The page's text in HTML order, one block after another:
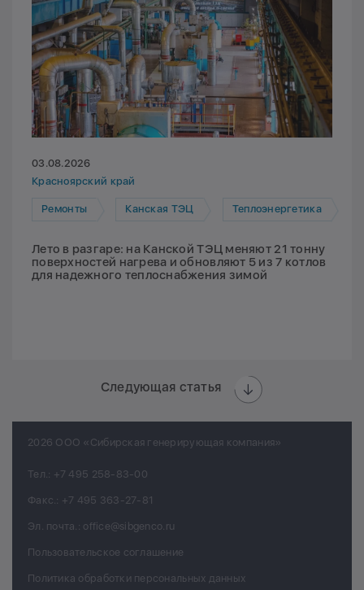
03.08.2026
Красноярский край
Ремонты Канская ТЭЦ Теплоэнергетика
Лето в разгаре: на Канской ТЭЦ меняют 21 тонну
поверхностей нагрева и обновляют 5 из 7 котлов
для надежного теплоснабжения зимой
Следующая статья
2026 ООО «Сибирская генерирующая компания»
Тел.: +7 495 258-83-00
Факс.: +7 495 363-27-81
Эл. почта.: office@sibgenco.ru
Пользовательское соглашение
Политика обработки персональных данных